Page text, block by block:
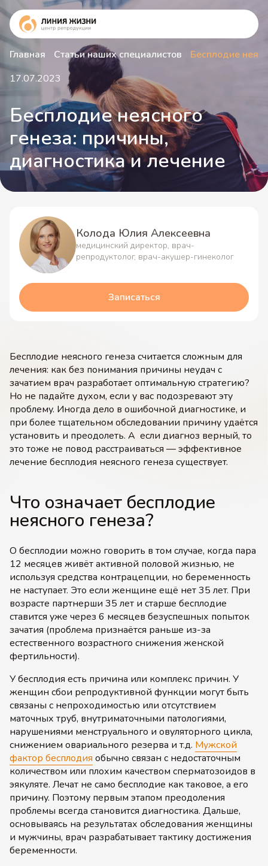
Главная Статьи наших специалистов
Бесплодие
17.07.2023
Бесплодие неясного
генеза: причины,
диагностика и лечение
Бесплодие неясного генеза считается сложным для
лечения: как без понимания причины неудач с
зачатием врач разработает оптимальную стратегию?
Но не падайте духом, если у вас подозревают эту
проблему. Иногда дело в ошибочной диагностике, и
при более тщательном обследовании причину удаётся
установить и преодолеть. А если диагноз верный, то
это тоже не повод расстраиваться — эффективное
лечение бесплодия неясного генеза существует.
Что означает бесплодие
неясного генеза?
О бесплодии можно говорить в том случае, когда пара
12 месяцев живёт активной половой жизнью, не
используя средства контрацепции, но беременность
не наступает. Это если женщине ещё нет 35 лет. При
возрасте партнерши 35 лет и старше бесплодие
ставится уже через 6 месяцев безуспешных попыток
зачатия (проблема признаётся раньше из-за
естественного возрастного снижения женской
фертильности).
У бесплодия есть причина или комплекс причин. У
женщин сбои репродуктивной функции могут быть
связаны с непроходимостью или отсутствием
маточных труб, внутриматочными патологиями,
нарушениями менструального и овуляторного цикла,
снижением овариального резерва и т.д. Мужской
фактор бесплодия обычно связан с недостаточным
количеством или плохим качеством сперматозоидов в
эякуляте. Лечат не само бесплодие как таковое, а его
причину. Поэтому первым этапом преодоления
проблемы всегда становится диагностика. Дальше,
основываясь на результатах обследования женщины
и мужчины, врач разрабатывает тактику достижения
беременности.
Колода Юлия Алексеевна
медицинский директор, врач-
репродуктолог, врач-акушер-гинеколог
Записаться